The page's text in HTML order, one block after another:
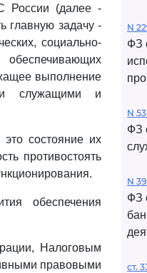
России (далее -
главную задачу -
социально-
обеспечивающих
выполнение
служащими и
состояние их
противостоять
обеспечения
Налоговым
правовыми
N
ФЗ
N
ФЗ
N
ФЗ
ст.